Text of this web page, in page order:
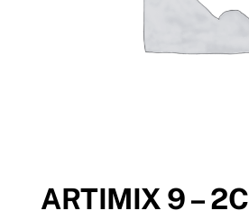
ARTIMIX 9 – 2C